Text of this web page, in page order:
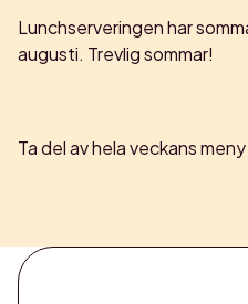
Lunchserveringen har
augusti. Trevlig sommar!
Ta del av hela veckans meny